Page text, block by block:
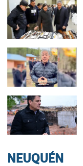
NEUQUÉN